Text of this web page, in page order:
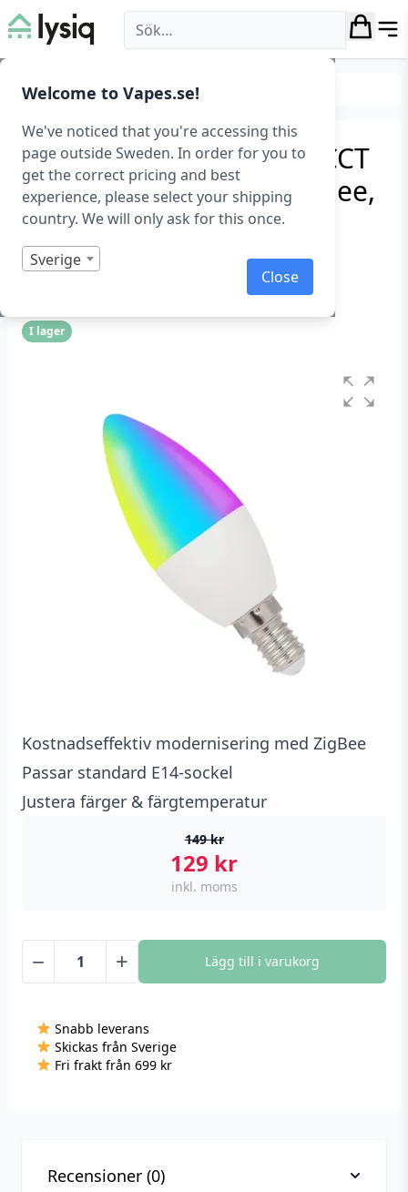
Welcome to Vapes.se!
We've noticed that you're accessing this
page outside Sweden. In order for you to
get the correct pricing and best
experience, please select your shipping
country. We will only ask for this once.
Sverige
Close
Lysiq
Smarta hem Smart belysning
Smart 400 lumen RGB+CCT
E14LED-lampa med ZigBee,
5W
Smart Lampa 5 W, RGB+CCT, E14, Zigbee
Betygsatt
1
0
kundrecensioner
I lager
Kostnadseffektiv modernisering med ZigBee
Passar standard E14-sockel
Justera färger & färgtemperatur
149kr
129 kr
inkl. moms
−
Smart
W,
RGB+CCT,
+ Lägg till i varukorg
Snabb leverans
Skickas från Sverige
Fri frakt från 699 kr
Recensioner (0)